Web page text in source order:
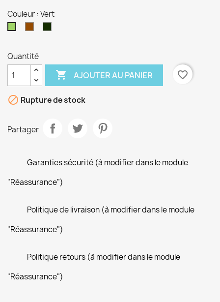
Couleur : Vert
Quantité
 AJOUTER AU PANIER favorite_border
 Rupture de stock
Partager
Garanties sécurité (à modifier dans le module
"Réassurance")
Politique de livraison (à modifier dans le module
"Réassurance")
Politique retours (à modifier dans le module
"Réassurance")